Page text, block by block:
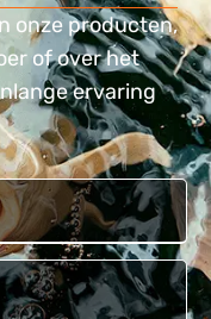
onze producten,
of over het
ervaring